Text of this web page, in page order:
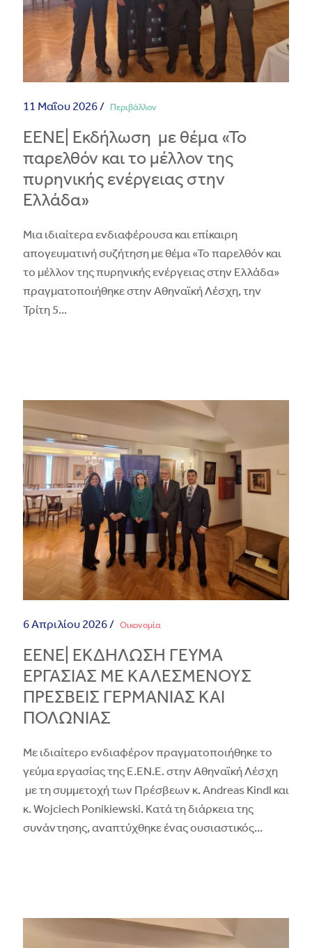
11 Μαΐου 2026 / Περιβάλλον
ΕΕΝΕ| Εκδήλωση με θέμα «Το
παρελθόν και το μέλλον της
πυρηνικής ενέργειας στην
Ελλάδα»
Μια ιδιαίτερα ενδιαφέρουσα και επίκαιρη
απογευματινή συζήτηση με θέμα «Το παρελθόν και
το μέλλον της πυρηνικής ενέργειας στην Ελλάδα»
πραγματοποιήθηκε στην Αθηναϊκή Λέσχη, την
Τρίτη 5...
6 Απριλίου 2026 / Οικονομία
ΕΕΝΕ| ΕΚΔΗΛΩΣΗ ΓΕΥΜΑ
ΕΡΓΑΣΙΑΣ ΜΕ ΚΑΛΕΣΜΕΝΟΥΣ
ΠΡΕΣΒΕΙΣ ΓΕΡΜΑΝΙΑΣ ΚΑΙ
ΠΟΛΩΝΙΑΣ
Με ιδιαίτερο ενδιαφέρον πραγματοποιήθηκε το
γεύμα εργασίας της Ε.ΕΝ.Ε. στην Αθηναϊκή Λέσχη
με τη συμμετοχή των Πρέσβεων κ. Andreas Kindl και
κ. Wojciech Ponikiewski. Κατά τη διάρκεια της
συνάντησης, αναπτύχθηκε ένας ουσιαστικός...